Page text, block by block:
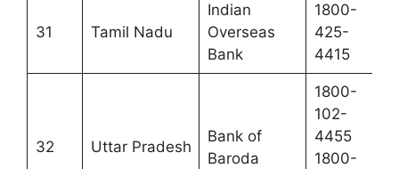
31 Tamil Nadu
Indian
Overseas
Bank
1800-
425-
4415
32 Uttar Pradesh
Bank of
Baroda
1800-
102-
4455
1800-